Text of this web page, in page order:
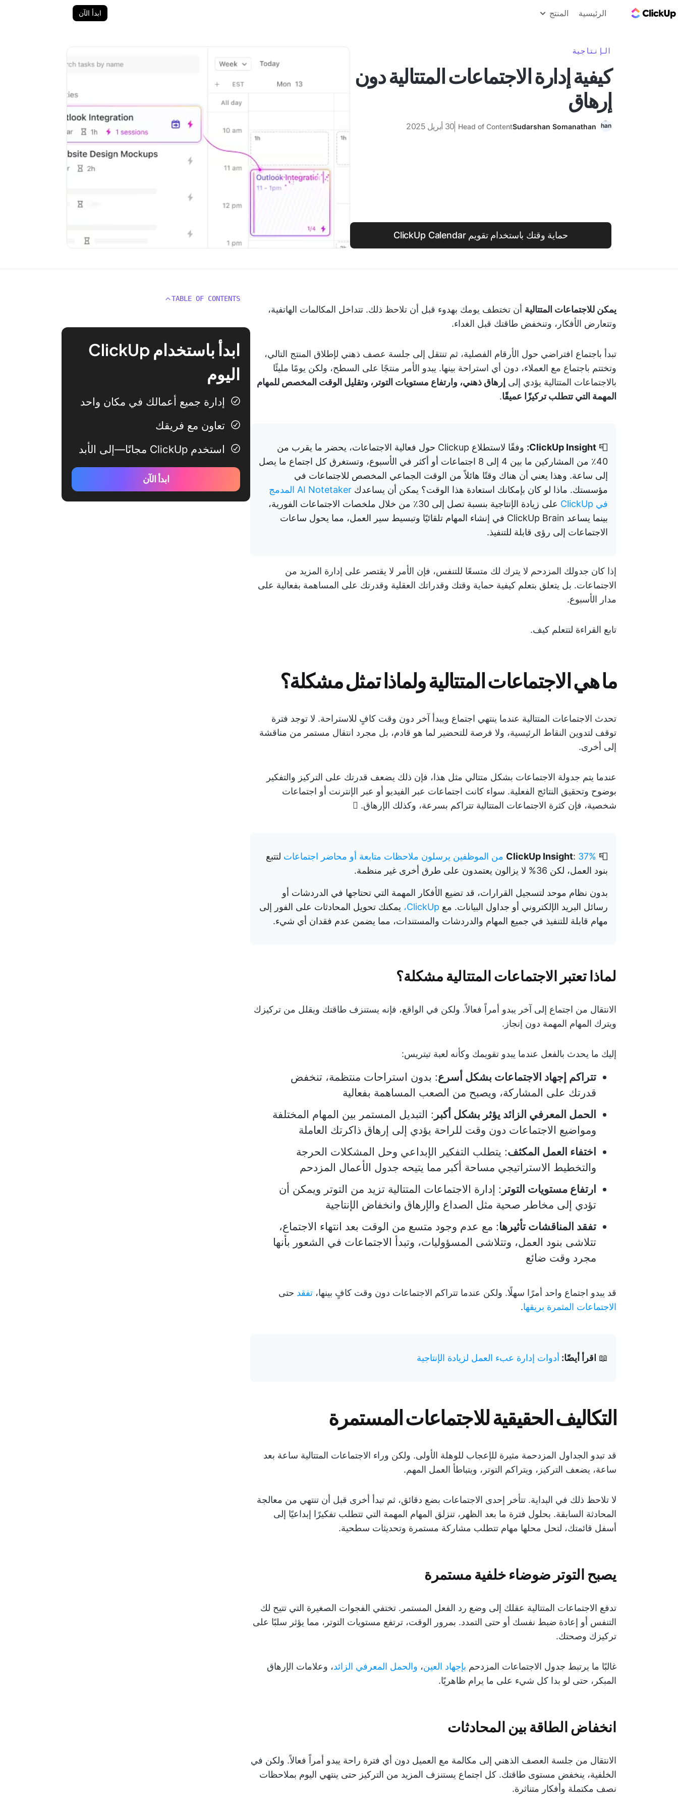
الرئيسية المنتج ابدأ الآن
الإنتاجية
كيفية إدارة الاجتماعات المتتالية دون
إرهاق
Sudarshan Somanathan
Head of Content 30 أبريل 2025
حماية وقتك باستخدام تقويم ClickUp Calendar
يمكن للاجتماعات المتتالية أن تختطف يومك بهدوء قبل أن تلاحظ ذلك. تتداخل المكالمات الهاتفية،
وتتعارض الأفكار، وتنخفض طاقتك قبل الغداء.
تبدأ باجتماع افتراضي حول الأرقام الفصلية، ثم تنتقل إلى جلسة عصف ذهني لإطلاق المنتج التالي،
وتختتم باجتماع مع العملاء، دون أي استراحة بينها. يبدو الأمر منتجًا على السطح، ولكن يومًا مليئًا
بالاجتماعات المتتالية يؤدي إلى إرهاق ذهني، وارتفاع مستويات التوتر، وتقليل الوقت المخصص للمهام
المهمة التي تتطلب تركيزًا عميقًا.
📮
ClickUp Insight:
وفقًا لاستطلاع Clickup حول فعالية الاجتماعات، يحضر ما يقرب من
40٪ من المشاركين ما بين 4 إلى 8 اجتماعات أو أكثر في الأسبوع، وتستغرق كل اجتماع ما يصل
إلى ساعة. وهذا يعني أن هناك وقتًا هائلاً من الوقت الجماعي المخصص للاجتماعات في
مؤسستك. ماذا لو كان بإمكانك استعادة هذا الوقت؟ يمكن أن يساعدك
AI Notetaker المدمج
في ClickUp
على زيادة الإنتاجية بنسبة تصل إلى 30٪ من خلال ملخصات الاجتماعات الفورية،
بينما يساعد ClickUp Brain في إنشاء المهام تلقائيًا وتبسيط سير العمل، مما يحول ساعات
الاجتماعات إلى رؤى قابلة للتنفيذ.
إذا كان جدولك المزدحم لا يترك لك متسعًا للتنفس، فإن الأمر لا يقتصر على إدارة المزيد من
الاجتماعات. بل يتعلق بتعلم كيفية حماية وقتك وقدراتك العقلية وقدرتك على المساهمة بفعالية على
مدار الأسبوع.
تابع القراءة لتتعلم كيف.
ما هي الاجتماعات المتتالية ولماذا تمثل مشكلة؟
تحدث الاجتماعات المتتالية عندما ينتهي اجتماع ويبدأ آخر دون وقت كافٍ للاستراحة. لا توجد فترة
توقف لتدوين النقاط الرئيسية، ولا فرصة للتحضير لما هو قادم، بل مجرد انتقال مستمر من مناقشة
إلى أخرى.
عندما يتم جدولة الاجتماعات بشكل متتالي مثل هذا، فإن ذلك يضعف قدرتك على التركيز والتفكير
بوضوح وتحقيق النتائج الفعلية. سواء كانت اجتماعات عبر الفيديو أو عبر الإنترنت أو اجتماعات
شخصية، فإن كثرة الاجتماعات المتتالية تتراكم بسرعة، وكذلك الإرهاق. 🫩
📮
ClickUp Insight: 37% من الموظفين يرسلون ملاحظات متابعة أو محاضر اجتماعات
لتتبع
بنود العمل، لكن 36% لا يزالون يعتمدون على طرق أخرى غير منظمة.
بدون نظام موحد لتسجيل القرارات، قد تضيع الأفكار المهمة التي تحتاجها في الدردشات أو
رسائل البريد الإلكتروني أو جداول البيانات. مع ClickUp،
يمكنك تحويل المحادثات على الفور إلى
مهام قابلة للتنفيذ في جميع المهام والدردشات والمستندات، مما يضمن عدم فقدان أي شيء.
لماذا تعتبر الاجتماعات المتتالية مشكلة؟
الانتقال من اجتماع إلى آخر يبدو أمراً فعالاً. ولكن في الواقع، فإنه يستنزف طاقتك ويقلل من تركيزك
ويترك المهام المهمة دون إنجاز.
إليك ما يحدث بالفعل عندما يبدو تقويمك وكأنه لعبة تيتريس:
تتراكم إجهاد الاجتماعات بشكل أسرع: بدون استراحات منتظمة، تنخفض
قدرتك على المشاركة، ويصبح من الصعب المساهمة بفعالية
الحمل المعرفي الزائد يؤثر بشكل أكبر : التبديل المستمر بين المهام المختلفة
ومواضيع الاجتماعات دون وقت للراحة يؤدي إلى إرهاق ذاكرتك العاملة
اختفاء العمل المكثف: يتطلب التفكير الإبداعي وحل المشكلات الحرجة
والتخطيط الاستراتيجي مساحة أكبر مما يتيحه جدول الأعمال المزدحم
ارتفاع مستويات التوتر : إدارة الاجتماعات المتتالية تزيد من التوتر ويمكن أن
تؤدي إلى مخاطر صحية مثل الصداع والإرهاق وانخفاض الإنتاجية
تفقد المناقشات تأثيرها: مع عدم وجود متسع من الوقت بعد انتهاء الاجتماع،
تتلاشى بنود العمل، وتتلاشى المسؤوليات، وتبدأ الاجتماعات في الشعور بأنها
مجرد وقت ضائع
قد يبدو اجتماع واحد أمرًا سهلًا. ولكن عندما تتراكم الاجتماعات دون وقت كافٍ بينها، تفقد حتى
الاجتماعات المثمرة بريقها.
📖 اقرأ أيضًا: أدوات إدارة عبء العمل لزيادة الإنتاجية
التكاليف الحقيقية للاجتماعات المستمرة
قد تبدو الجداول المزدحمة مثيرة للإعجاب للوهلة الأولى. ولكن وراء الاجتماعات المتتالية ساعة بعد
ساعة، يضعف التركيز، ويتراكم التوتر، ويتباطأ العمل المهم.
لا تلاحظ ذلك في البداية. تتأخر إحدى الاجتماعات بضع دقائق، ثم تبدأ أخرى قبل أن تنتهي من معالجة
المحادثة السابقة. بحلول فترة ما بعد الظهر، تنزلق المهام المهمة التي تتطلب تفكيرًا إبداعيًا إلى
أسفل قائمتك، لتحل محلها مهام تتطلب مشاركة مستمرة وتحديثات سطحية.
يصبح التوتر ضوضاء خلفية مستمرة
تدفع الاجتماعات المتتالية عقلك إلى وضع رد الفعل المستمر. تختفي الفجوات الصغيرة التي تتيح لك
التنفس أو إعادة ضبط نفسك أو حتى التمدد. بمرور الوقت، ترتفع مستويات التوتر، مما يؤثر سلبًا على
تركيزك وصحتك.
غالبًا ما يرتبط جدول الاجتماعات المزدحم بإجهاد العين، والحمل المعرفي الزائد، وعلامات الإرهاق
المبكر، حتى لو بدا كل شيء على ما يرام ظاهريًا.
انخفاض الطاقة بين المحادثات
الانتقال من جلسة العصف الذهني إلى مكالمة مع العميل دون أي فترة راحة يبدو أمراً فعالاً. ولكن في
الخلفية، ينخفض مستوى طاقتك. كل اجتماع يستنزف المزيد من التركيز حتى ينتهي اليوم بملاحظات
نصف مكتملة وأفكار متناثرة.
TABLE OF CONTENTS
ابدأ باستخدام ClickUp
اليوم
إدارة جميع أعمالك في مكان واحد
تعاون مع فريقك
استخدم ClickUp مجانًا—إلى الأبد
ابدأ الآن